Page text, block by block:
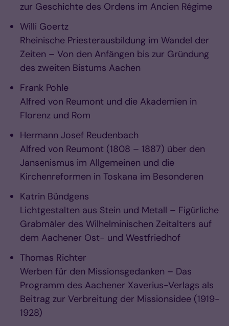
zur Geschichte des Ordens im Ancien Régime
Willi Goertz
Rheinische Priesterausbildung im Wandel der
Zeiten – Von den Anfängen bis zur Gründung
des zweiten Bistums Aachen
Frank Pohle
Alfred von Reumont und die Akademien in
Florenz und Rom
Hermann Josef Reudenbach
Alfred von Reumont (1808 – 1887) über den
Jansenismus im Allgemeinen und die
Kirchenreformen in Toskana im Besonderen
Katrin Bündgens
Lichtgestalten aus Stein und Metall – Figürliche
Grabmäler des Wilhelminischen Zeitalters auf
dem Aachener Ost- und Westfriedhof
Thomas Richter
Werben für den Missionsgedanken – Das
Programm des Aachener Xaverius-Verlags als
Beitrag zur Verbreitung der Missionsidee (1919-
1928)